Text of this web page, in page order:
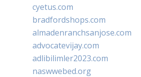
cyetus.com
bradfordshops.com
almadenranchsanjose.com
advocatevijay.com
adlibilimler2023.com
naswwebed.org